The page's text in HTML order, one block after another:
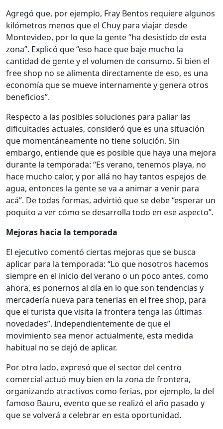
Agregó que, por ejemplo, Fray Bentos requiere algunos
kilómetros menos que el Chuy para viajar desde
Montevideo, por lo que la gente “ha desistido de esta
zona”. Explicó que “eso hace que baje mucho la
cantidad de gente y el volumen de consumo. Si bien el
free shop no se alimenta directamente de eso, es una
economía que se mueve internamente y genera otros
beneficios”.
Respecto a las posibles soluciones para paliar las
dificultades actuales, consideró que es una situación
que momentáneamente no tiene solución. Sin
embargo, entiende que es posible que haya una mejora
durante la temporada: “Es verano, tenemos playa, no
hace mucho calor, y por allá no hay tantos espejos de
agua, entonces la gente se va a animar a venir para
acá”. De todas formas, advirtió que se debe “esperar un
poquito a ver cómo se desarrolla todo en ese aspecto”.
Mejoras hacia la temporada
El ejecutivo comentó ciertas mejoras que se busca
aplicar para la temporada: “Lo que nosotros hacemos
siempre en el inicio del verano o un poco antes, como
ahora, es ponernos al día en lo que son tendencias y
mercadería nueva para tenerlas en el free shop, para
que el turista que visita la frontera tenga las últimas
novedades”. Independientemente de que el
movimiento sea menor actualmente, esta medida
habitual no se dejó de aplicar.
Por otro lado, expresó que el sector del centro
comercial actuó muy bien en la zona de frontera,
organizando atractivos como ferias, por ejemplo, la del
famoso Bauru, evento que se realizó el año pasado y
que se volverá a celebrar en esta oportunidad.